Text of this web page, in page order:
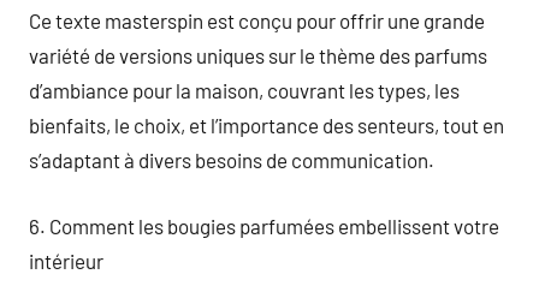
Ce texte masterspin est conçu pour offrir une grande
variété de versions uniques sur le thème des parfums
d’ambiance pour la maison, couvrant les types, les
bienfaits, le choix, et l’importance des senteurs, tout en
s’adaptant à divers besoins de communication.
6. Comment les bougies parfumées embellissent votre
intérieur